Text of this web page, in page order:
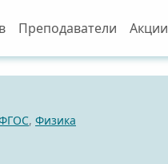
Преподаватели Акции
, Физика